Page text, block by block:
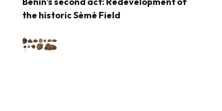
the historic Sèmè Field